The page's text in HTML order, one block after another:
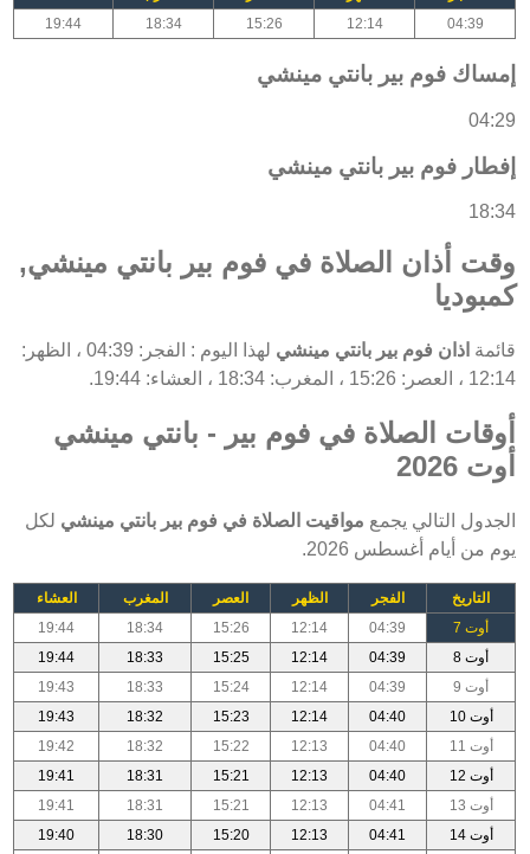
04:39
12:14
15:26
18:34
19:44
إمساك فوم بير بانتي مينشي
04:29
إفطار فوم بير بانتي مينشي
18:34
وقت أذان الصلاة في فوم بير بانتي مينشي,
كمبوديا
قائمة اذان فوم بير بانتي مينشي
لهذا اليوم : الفجر: 04:39 ، الظهر:
12:14 ، العصر: 15:26 ، المغرب: 18:34 ، العشاء: 19:44.
أوقات الصلاة في فوم بير - بانتي مينشي
أوت 2026
الجدول التالي يجمع مواقيت الصلاة في فوم بير بانتي مينشي لكل
يوم من أيام أغسطس 2026.
التاريخ الفجر الظهر العصر المغرب
العشاء
أوت 7
04:39
12:14
15:26
18:34
19:44
أوت 8
04:39
12:14
15:25
18:33
19:44
أوت 9
04:39
12:14
15:24
18:33
19:43
أوت 10
04:40
12:14
15:23
18:32
19:43
أوت 11
04:40
12:13
15:22
18:32
19:42
أوت 12
04:40
12:13
15:21
18:31
19:41
أوت 13
04:41
12:13
15:21
18:31
19:41
أوت 14
04:41
12:13
15:20
18:30
19:40